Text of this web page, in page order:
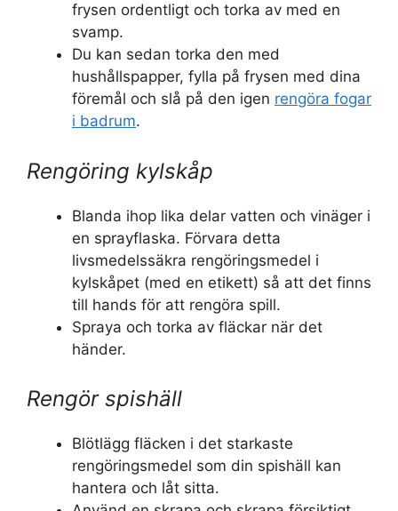
frysen ordentligt och torka av med en
svamp.
Du kan sedan torka den med
hushållspapper, fylla på frysen med dina
föremål och slå på den igen rengöra fogar
i badrum.
Rengöring kylskåp
Blanda ihop lika delar vatten och vinäger i
en sprayflaska. Förvara detta
livsmedelssäkra rengöringsmedel i
kylskåpet (med en etikett) så att det finns
till hands för att rengöra spill.
Spraya och torka av fläckar när det
händer.
Rengör spishäll
Blötlägg fläcken i det starkaste
rengöringsmedel som din spishäll kan
hantera och låt sitta.